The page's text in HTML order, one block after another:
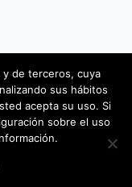
Diseño &
y de terceros, cuya
sus hábitos
acepta su uso. Si
sobre el uso